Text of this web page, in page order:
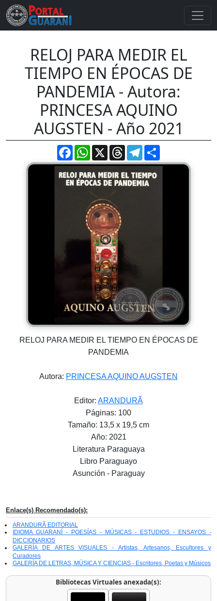
RELOJ PARA MEDIR EL
TIEMPO EN ÉPOCAS DE
PANDEMIA - Autora:
PRINCESA AQUINO
AUGSTEN - Año 2021
FacebookWhatsApp
X ThreadsTelegram
RELOJ PARA MEDIR EL TIEMPO EN ÉPOCAS DE
PANDEMIA
Autora: PRINCESA AQUINO AUGSTEN
Editor: ARANDURÃ
Páginas: 100
Tamaño: 13,5 x 19,5 cm
Año: 2021
Literatura Paraguaya
Libro Paraguayo
Asunción - Paraguay
Enlace(s) Recomendado(s):
ARANDURÃ EDITORIAL
IDIOMA GUARANÍ - POESÍAS - MÚSICAS - ESTUDIOS - ENSAYOS -
DICCIONARIOS
GALERÍA DE ARTES VISUALES - Artistas, Artesanos, Escultores y
Curadores
GALERÍA DE LETRAS, MÚSICA Y CIENCIAS - Escritores, Poetas y Músicos
Bibliotecas Virtuales anexada(s):